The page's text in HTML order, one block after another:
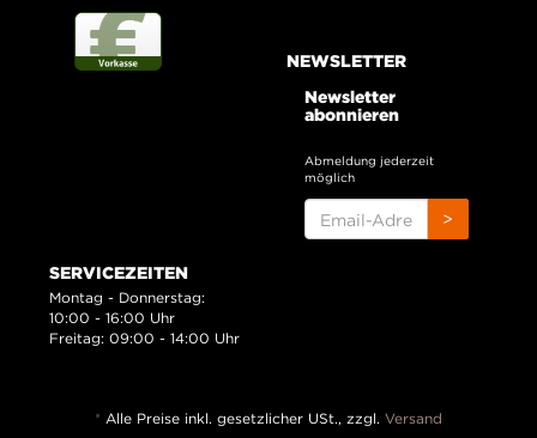
NEWSLETTER
Newsletter
abonnieren
Abmeldung jederzeit
möglich
ADRESSE
>
SERVICEZEITEN
Montag - Donnerstag:
10:00 - 16:00 Uhr
Freitag: 09:00 - 14:00 Uhr
* Alle Preise inkl. gesetzlicher USt., zzgl. Versand